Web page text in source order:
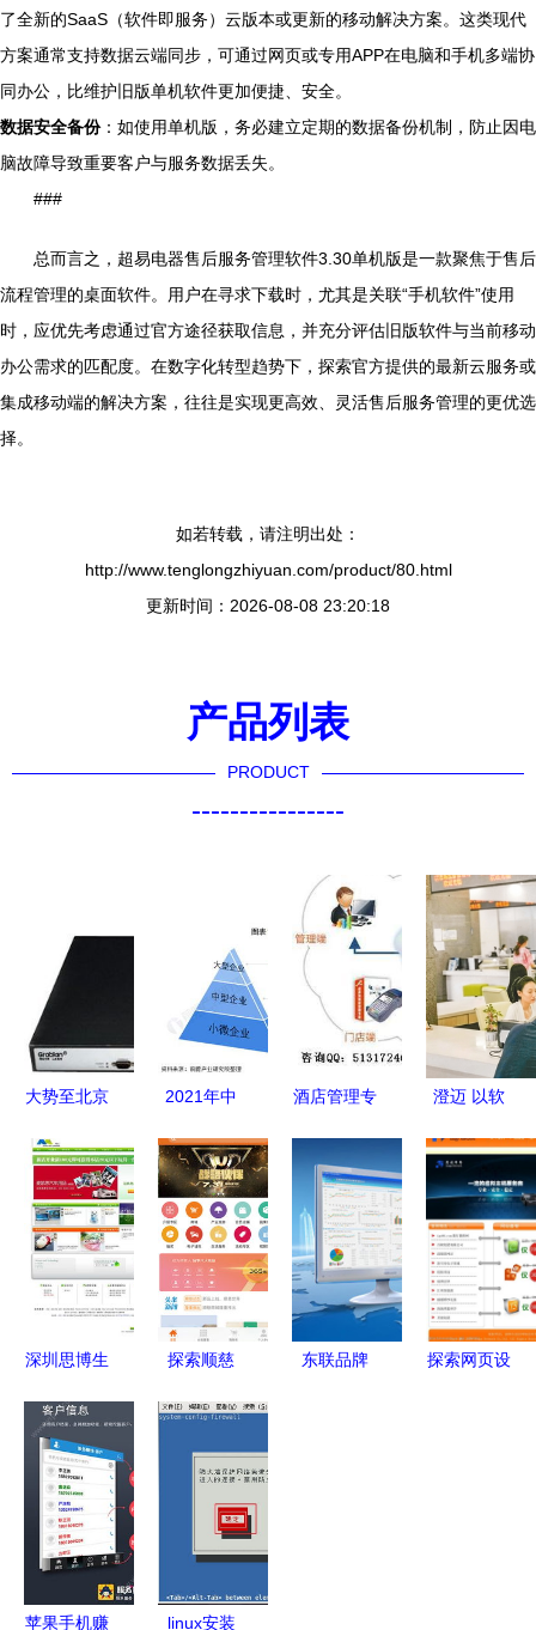
了全新的SaaS（软件即服务）云版本或更新的移动解决方案。这类现代
方案通常支持数据云端同步，可通过网页或专用APP在电脑和手机多端协
同办公，比维护旧版单机软件更加便捷、安全。
数据安全备份：如使用单机版，务必建立定期的数据备份机制，防止因电
脑故障导致重要客户与服务数据丢失。
###
总而言之，超易电器售后服务管理软件3.30单机版是一款聚焦于售后
流程管理的桌面软件。用户在寻求下载时，尤其是关联“手机软件”使用
时，应优先考虑通过官方途径获取信息，并充分评估旧版软件与当前移动
办公需求的匹配度。在数字化转型趋势下，探索官方提供的最新云服务或
集成移动端的解决方案，往往是实现更高效、灵活售后服务管理的更优选
择。
如若转载，请注明出处：
http://www.tenglongzhiyuan.com/product/80.html
更新时间：2026-08-08 23:20:18
产品列表
PRODUCT
----------------
大势至北京
域网网络管
理产品与企
业办公室电
脑监控软件
全面解析
2021年中
业经营策略
演变分析
客户成功理
念引领产品
突围
酒店管理专
北京泰能软
件如何构
建“学-产-
供”闭环生
态
澄迈 以软
翼，助推政
务服务与营
商环境双提
升
深圳思博生
司网站设计
打造视觉与
功能并重的
高清演示之
道
探索顺慈
应用指南
东联品牌
探索网页设
苹果手机赚 linux安装